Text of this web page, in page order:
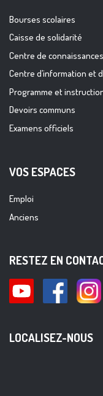
Bourses scolaires
Caisse de solidarité
Centre de
Centre d’information et
Programme et
Devoirs communs
Examens officiels
VOS ESPACES
Emploi
Anciens
RESTEZ EN
LOCALISEZ-NOUS